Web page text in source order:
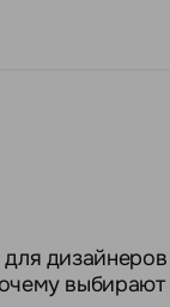
выбирают